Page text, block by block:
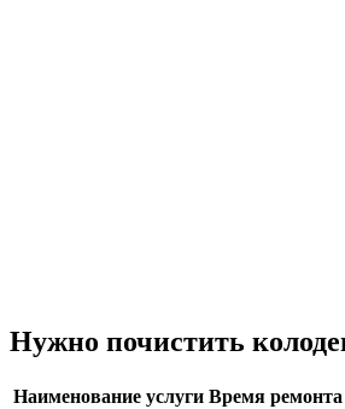
Нужно почистить
Наименование услуги Время ремонта